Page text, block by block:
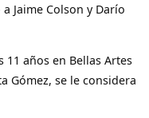
Jaime Colson y Darío
11 años en Bellas Artes
Gómez, se le considera